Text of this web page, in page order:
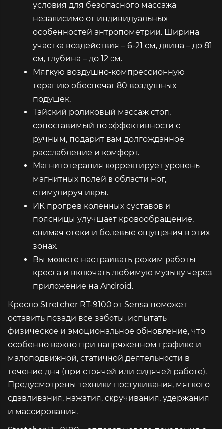
условия для безопасного массажа
независимо от индивидуальных
особенностей антропометрии. Ширина
участка воздействия – 6-21 см, длина – до 81
см, глубина – до 12 см.
Мягкую воздушно-компрессионную
терапию обеспечат 80 воздушных
подушек.
Тайский роликовый массаж стоп,
сопоставимый по эффективности с
ручным, подарит вам долгожданное
расслабление и комфорт.
Магнитотерапия корректирует уровень
магнитных полей в области ног,
стимулируя икры.
ИК прогрев коленных суставов и
поясницы улучшает кровообращение,
снимая отеки и болевые ощущения в этих
зонах.
Вы можете настраивать режим работы
кресла и включать любимую музыку через
приложение на Android.
Кресло Stretcher RT-9100 от Sensa поможет
оставить позади все заботы, испытать
физическое и эмоциональное обновление, что
особенно важно при напряженном графике и
малоподвижной, статичной деятельности в
течение дня (при стоячей или сидячей работе).
Предусмотрены техники постукивания, мягкого
сдавливания, нажатия, скручивания, удержания
и массирования.